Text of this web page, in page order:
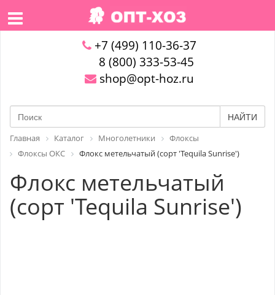
+7 (499) 110-36-37
8 (800) 333-53-45
shop@opt-hoz.ru
НАЙТИ
Главная Каталог Многолетники
Флоксы
Флоксы ОКС
Флокс метельчатый (сорт 'Tequila Sunrise')
Флокс метельчатый
(сорт 'Tequila Sunrise')